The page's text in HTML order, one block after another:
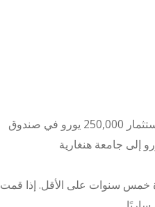
يمكنك اختيار ما إذا كنت ترغب في استثمار 250,000 يورو في صندوق
خمس سنوات على الأقل. إذا قمت